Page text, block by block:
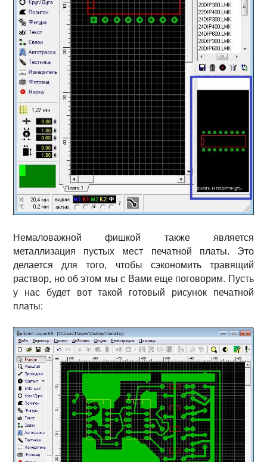
Немаловажной фишкой также является
металлизация пустых мест печатной платы. Это
делается для того, чтобы сэкономить травящий
раствор, но об этом мы с Вами еще поговорим. Пусть
у нас будет вот такой готовый рисунок печатной
платы: